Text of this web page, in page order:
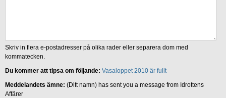
Skriv in flera e-postadresser på olika rader eller separera dom med
kommatecken.
Du kommer att tipsa om följande: Vasaloppet 2010 är fullt
Meddelandets ämne: (Ditt namn) has sent you a message from Idrottens
Affärer